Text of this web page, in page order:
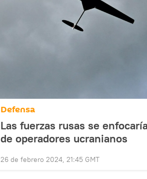
Defensa
Las fuerzas rusas se
de operadores ucranianos
26 de febrero 2024, 21:45 GMT